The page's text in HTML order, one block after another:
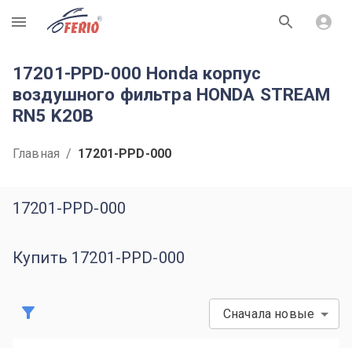
R
17201-PPD-000 Honda корпус
воздушного фильтра HONDA STREAM
RN5 K20B
Главная / 17201-PPD-000
17201-PPD-000
Купить 17201-PPD-000
Сначала новые